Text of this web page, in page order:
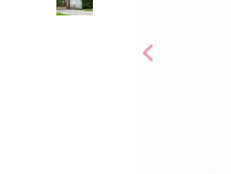
chevron_left